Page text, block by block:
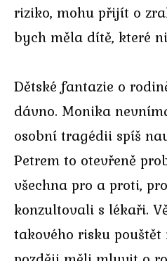
riziko, mohu přijít o
bych měla dítě, které
Dětské fantazie o
dávno. Monika
osobní tragédii spíš
Petrem to otevřeně
všechna pro a proti,
konzultovali s lékaři.
takového risku